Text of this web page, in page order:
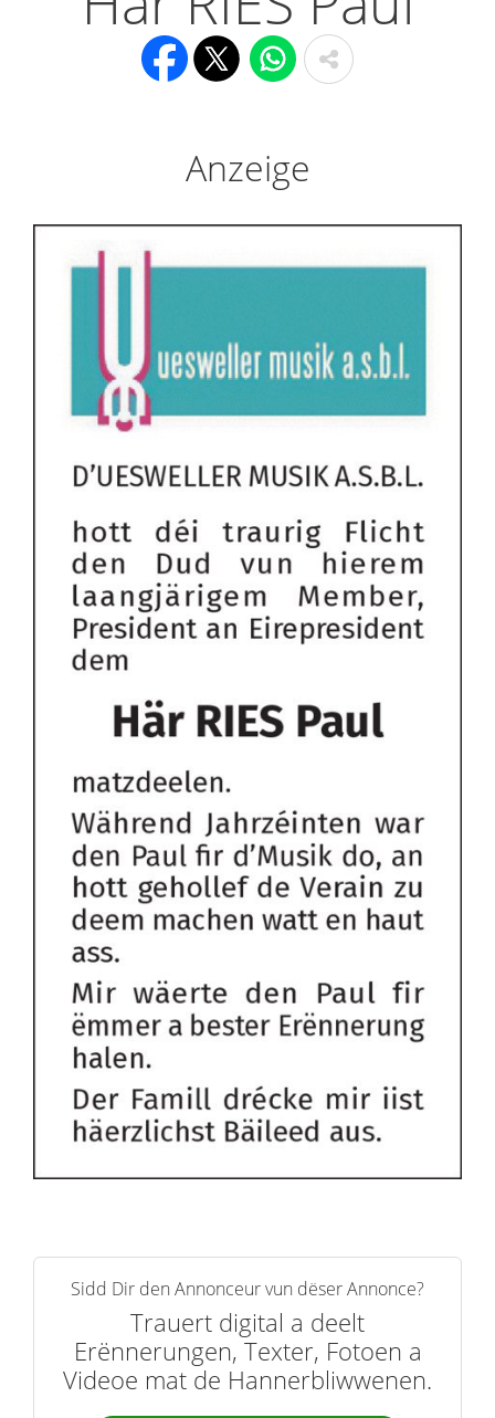
Anzeige
Sidd Dir den Annonceur vun dëser Annonce?
Trauert digital a deelt
Erënnerungen, Texter, Fotoen a
Videoe mat de Hannerbliwwenen.